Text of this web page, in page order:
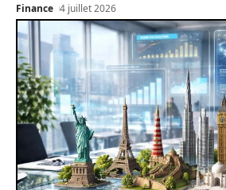
Finance 4 juillet 2026